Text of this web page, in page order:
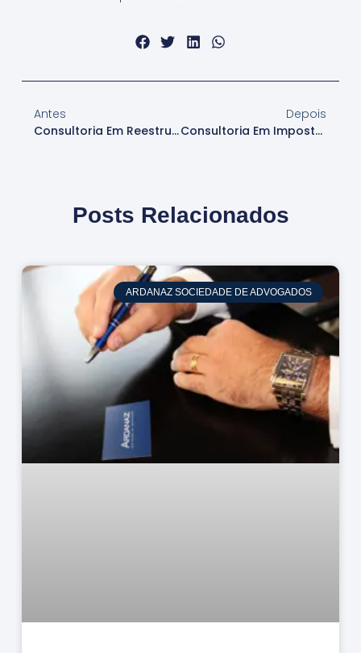
Antes
Consultoria Em Reestruturação Tributária: Vantagens
Depois
Consultoria Em Impostos Para Empresas: Vantagens
Posts Relacionados
ARDANAZ SOCIEDADE DE ADVOGADOS